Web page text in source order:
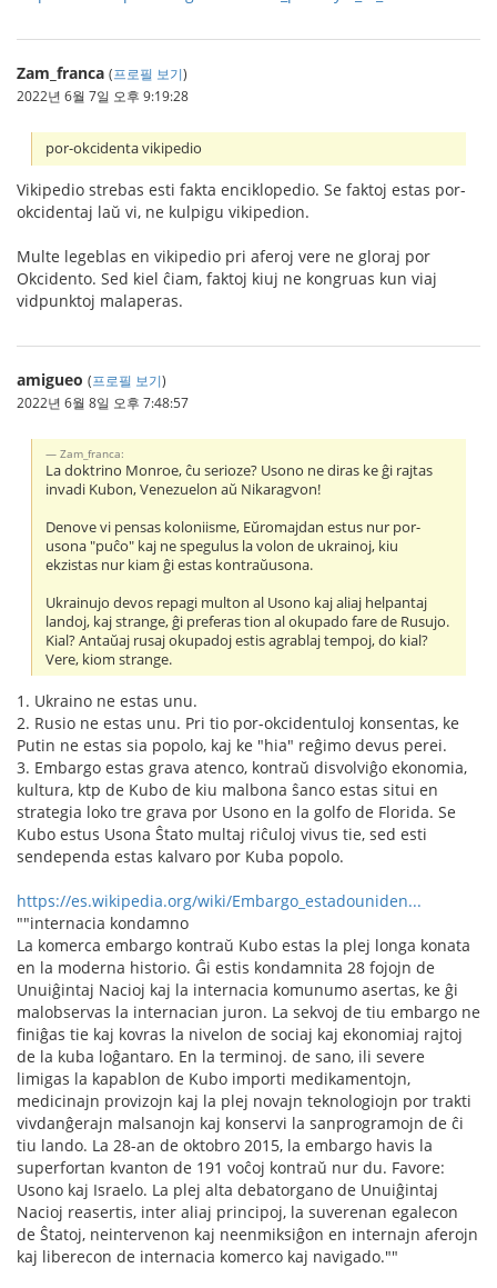
Zam_franca (프로필 보기)
2022년 6월 7일 오후 9:19:28
por-okcidenta vikipedio
Vikipedio strebas esti fakta enciklopedio. Se faktoj estas por-
okcidentaj laŭ vi, ne kulpigu vikipedion.
Multe legeblas en vikipedio pri aferoj vere ne gloraj por
Okcidento. Sed kiel ĉiam, faktoj kiuj ne kongruas kun viaj
vidpunktoj malaperas.
amigueo (프로필 보기)
2022년 6월 8일 오후 7:48:57
Zam_franca:
La doktrino Monroe, ĉu serioze? Usono ne diras ke ĝi rajtas
invadi Kubon, Venezuelon aŭ Nikaragvon!
Denove vi pensas koloniisme, Eŭromajdan estus nur por-
usona "puĉo" kaj ne spegulus la volon de ukrainoj, kiu
ekzistas nur kiam ĝi estas kontraŭusona.
Ukrainujo devos repagi multon al Usono kaj aliaj helpantaj
landoj, kaj strange, ĝi preferas tion al okupado fare de Rusujo.
Kial? Antaŭaj rusaj okupadoj estis agrablaj tempoj, do kial?
Vere, kiom strange.
1. Ukraino ne estas unu.
2. Rusio ne estas unu. Pri tio por-okcidentuloj konsentas, ke
Putin ne estas sia popolo, kaj ke "hia" reĝimo devus perei.
3. Embargo estas grava atenco, kontraŭ disvolviĝo ekonomia,
kultura, ktp de Kubo de kiu malbona ŝanco estas situi en
strategia loko tre grava por Usono en la golfo de Florida. Se
Kubo estus Usona Ŝtato multaj riĉuloj vivus tie, sed esti
sendependa estas kalvaro por Kuba popolo.
https://es.wikipedia.org/wiki/Embargo_estadouniden...
""internacia kondamno
La komerca embargo kontraŭ Kubo estas la plej longa konata
en la moderna historio. Ĝi estis kondamnita 28 fojojn de
Unuiĝintaj Nacioj kaj la internacia komunumo asertas, ke ĝi
malobservas la internacian juron. La sekvoj de tiu embargo ne
finiĝas tie kaj kovras la nivelon de sociaj kaj ekonomiaj rajtoj
de la kuba loĝantaro. En la terminoj. de sano, ili severe
limigas la kapablon de Kubo importi medikamentojn,
medicinajn provizojn kaj la plej novajn teknologiojn por trakti
vivdanĝerajn malsanojn kaj konservi la sanprogramojn de ĉi
tiu lando. La 28-an de oktobro 2015, la embargo havis la
superfortan kvanton de 191 voĉoj kontraŭ nur du. Favore:
Usono kaj Israelo. La plej alta debatorgano de Unuiĝintaj
Nacioj reasertis, inter aliaj principoj, la suverenan egalecon
de Ŝtatoj, neintervenon kaj neenmiksiĝon en internajn aferojn
kaj liberecon de internacia komerco kaj navigado.""